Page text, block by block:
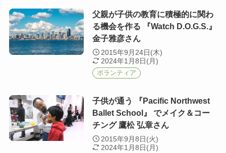
父親が子供の教育に積極的に関わ
る機会を作る 『Watch D.O.G.S.』
金子雅彦さん
2015年9月24日(木)
2024年1月8日(月)
ボランティア
子供が通う 『Pacific Northwest
Ballet School』 でメイク＆コー
チング 鷹松 弘章さん
2015年9月8日(火)
2024年1月8日(月)